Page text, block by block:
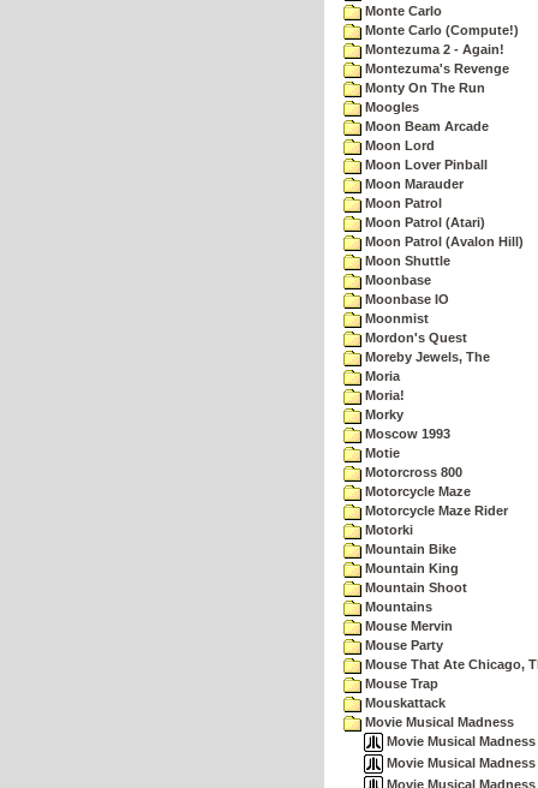
Monte Carlo
Monte Carlo (Compute!)
Montezuma 2 - Again!
Montezuma's Revenge
Monty On The Run
Moogles
Moon Beam Arcade
Moon Lord
Moon Lover Pinball
Moon Marauder
Moon Patrol
Moon Patrol (Atari)
Moon Patrol (Avalon Hill)
Moon Shuttle
Moonbase
Moonbase IO
Moonmist
Mordon's Quest
Moreby Jewels, The
Moria
Moria!
Morky
Moscow 1993
Motie
Motorcross 800
Motorcycle Maze
Motorcycle Maze Rider
Motorki
Mountain Bike
Mountain King
Mountain Shoot
Mountains
Mouse Mervin
Mouse Party
Mouse That Ate Chicago,
Mouse Trap
Mouskattack
Movie Musical Madness
Movie Musical
Movie Musical
Movie Musical